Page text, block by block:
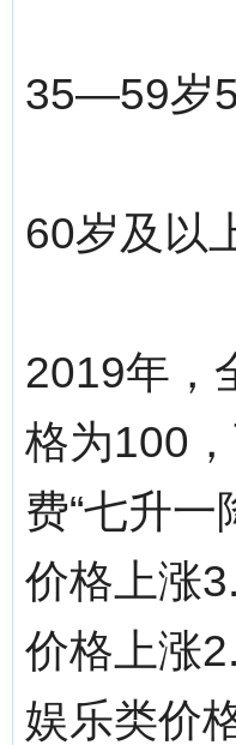
35—59岁
60岁及以
2019年，
格为100
费“七升
价格上涨
价格上涨
娱乐类价